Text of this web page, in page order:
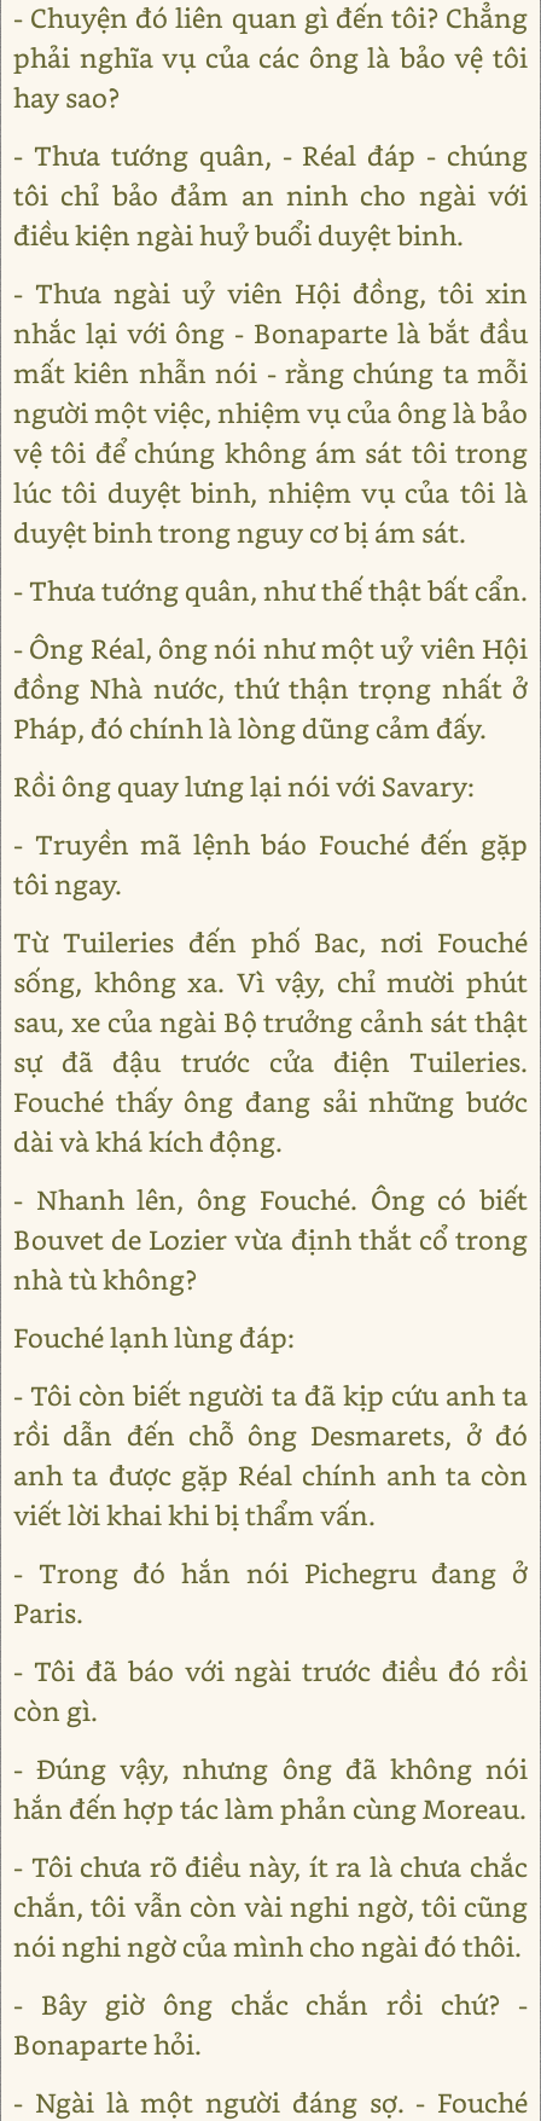
- Chuyện đó liên quan gì đến tôi? Chẳng
phải nghĩa vụ của các ông là bảo vệ tôi
hay sao?
- Thưa tướng quân, - Réal đáp - chúng
tôi chỉ bảo đảm an ninh cho ngài với
điều kiện ngài huỷ buổi duyệt binh.
- Thưa ngài uỷ viên Hội đồng, tôi xin
nhắc lại với ông - Bonaparte là bắt đầu
mất kiên nhẫn nói - rằng chúng ta mỗi
người một việc, nhiệm vụ của ông là bảo
vệ tôi để chúng không ám sát tôi trong
lúc tôi duyệt binh, nhiệm vụ của tôi là
duyệt binh trong nguy cơ bị ám sát.
- Thưa tướng quân, như thế thật bất cẩn.
- Ông Réal, ông nói như một uỷ viên Hội
đồng Nhà nước, thứ thận trọng nhất ở
Pháp, đó chính là lòng dũng cảm đấy.
Rồi ông quay lưng lại nói với Savary:
- Truyền mã lệnh báo Fouché đến gặp
tôi ngay.
Từ Tuileries đến phố Bac, nơi Fouché
sống, không xa. Vì vậy, chỉ mười phút
sau, xe của ngài Bộ trưởng cảnh sát thật
sự đã đậu trước cửa điện Tuileries.
Fouché thấy ông đang sải những bước
dài và khá kích động.
- Nhanh lên, ông Fouché. Ông có biết
Bouvet de Lozier vừa định thắt cổ trong
nhà tù không?
Fouché lạnh lùng đáp:
- Tôi còn biết người ta đã kịp cứu anh ta
rồi dẫn đến chỗ ông Desmarets, ở đó
anh ta được gặp Réal chính anh ta còn
viết lời khai khi bị thẩm vấn.
- Trong đó hắn nói Pichegru đang ở
Paris.
- Tôi đã báo với ngài trước điều đó rồi
còn gì.
- Đúng vậy, nhưng ông đã không nói
hắn đến hợp tác làm phản cùng Moreau.
- Tôi chưa rõ điều này, ít ra là chưa chắc
chắn, tôi vẫn còn vài nghi ngờ, tôi cũng
nói nghi ngờ của mình cho ngài đó thôi.
- Bây giờ ông chắc chắn rồi chứ? -
Bonaparte hỏi.
- Ngài là một người đáng sợ. - Fouché